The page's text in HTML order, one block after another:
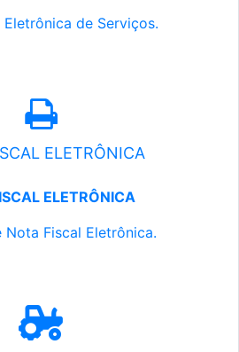
de Serviços.
ELETRÔNICA
ELETRÔNICA
Nota Fiscal Eletrônica.